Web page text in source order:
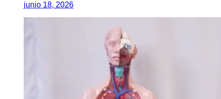
junio 18, 2026